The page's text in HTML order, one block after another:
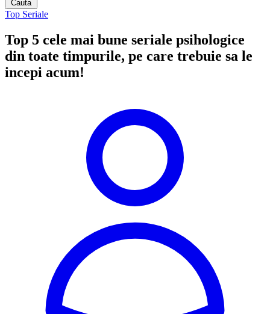
Cauta
Top Seriale
Top 5 cele mai bune seriale psihologice
din toate timpurile, pe care trebuie sa le
incepi acum!